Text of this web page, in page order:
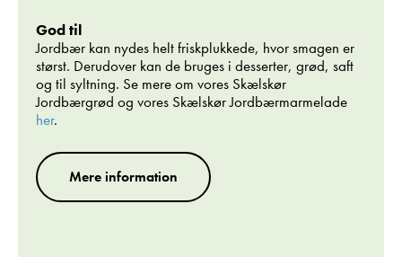
God til
Jordbær kan nydes helt friskplukkede, hvor smagen er
størst. Derudover kan de bruges i desserter, grød, saft
og til syltning. Se mere om vores Skælskør
Jordbærgrød og vores Skælskør Jordbærmarmelade
her.
Mere information